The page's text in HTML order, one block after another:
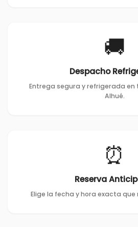
🚚
Despacho
Entrega segura y refrigerada
Alhué.
⏰
Reserva
Elige la fecha y hora exacta